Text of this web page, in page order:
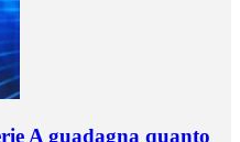
A guadagna quanto